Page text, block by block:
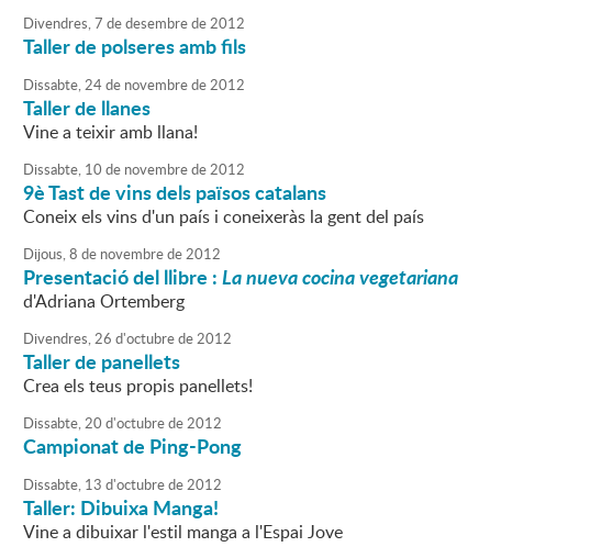
Divendres,7 dedesembrede2012
Taller de polseres amb fils
Dissabte,24de novembrede2012
Taller de llanes
Vine a teixir amb llana!
Dissabte, 10 de novembrede2012
9è Tast de vins dels països catalans
Coneix els vins d'un país i coneixeràs la gent del país
Dijous,8 de novembrede2012
Presentació del llibre :La nueva cocina vegetariana
d'Adriana Ortemberg
Divendres,26 d'octubrede2012
Taller de panellets
Crea els teus propis panellets!
Dissabte,20 d'octubrede2012
Campionat de Ping-Pong
Dissabte, 13 d'octubrede2012
Taller: Dibuixa Manga!
Vine a dibuixar l'estil manga a l'Espai Jove